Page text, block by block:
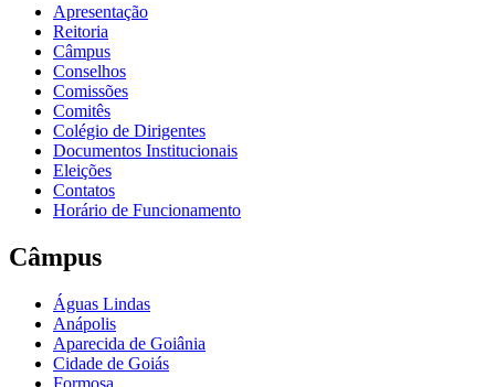
Apresentação
Reitoria
Câmpus
Conselhos
Comissões
Comitês
Colégio de Dirigentes
Documentos Institucionais
Eleições
Contatos
Horário de Funcionamento
Câmpus
Águas Lindas
Anápolis
Aparecida de Goiânia
Cidade de Goiás
Formosa